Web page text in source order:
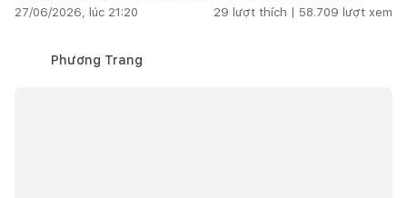
27/06/2026, lúc 21:20 29 lượt thích | 58.709 lượt xem
Phương Trang